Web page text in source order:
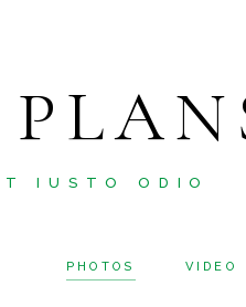
IUSTO ODIO
PHOTOS VIDEO